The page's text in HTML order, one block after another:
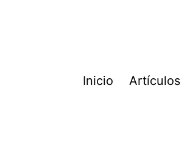
Inicio Artículos